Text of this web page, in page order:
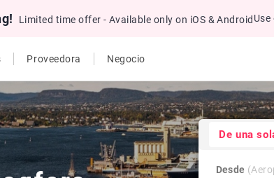
Limited time offer - Available only on iOS & Android Use
Proveedora Negocio
De una
Desde